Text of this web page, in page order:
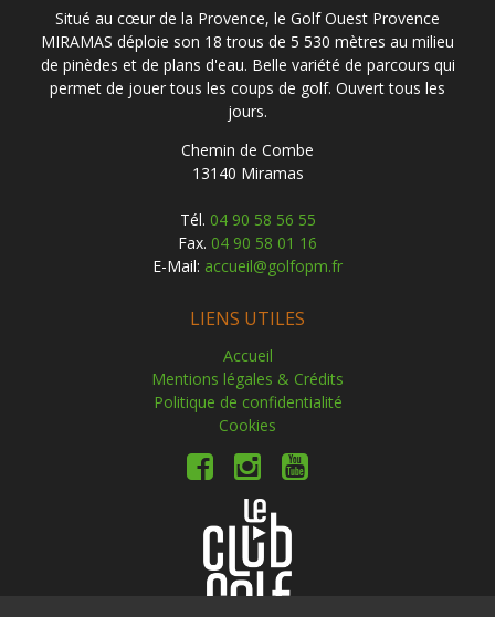
Situé au cœur de la Provence, le Golf Ouest Provence
MIRAMAS déploie son 18 trous de 5 530 mètres au milieu
de pinèdes et de plans d'eau. Belle variété de parcours qui
permet de jouer tous les coups de golf. Ouvert tous les
jours.
Chemin de Combe
13140 Miramas
Tél. 04 90 58 56 55
Fax. 04 90 58 01 16
E-Mail: accueil@golfopm.fr
LIENS UTILES
Accueil
Mentions légales & Crédits
Politique de confidentialité
Cookies